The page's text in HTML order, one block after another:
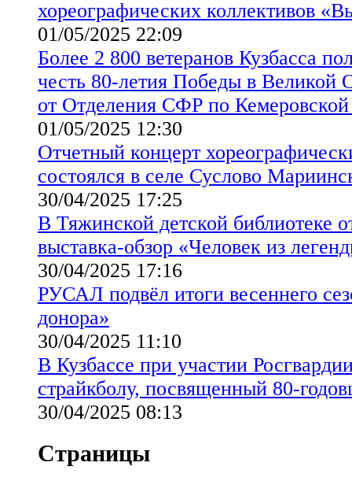
хореографических коллективов
01/05/2025 22:09
Более 2 800 ветеранов Кузбасса
честь 80-летия Победы в Великой
от Отделения СФР по Кемеровской
01/05/2025 12:30
Отчетный концерт
состоялся в селе Суслово
30/04/2025 17:25
В Тяжинской детской библиотеке
выставка-обзор «Человек из
30/04/2025 17:16
РУСАЛ подвёл итоги весеннего
донора»
30/04/2025 11:10
В Кузбассе при участии
страйкболу, посвященный 80-
30/04/2025 08:13
Страницы